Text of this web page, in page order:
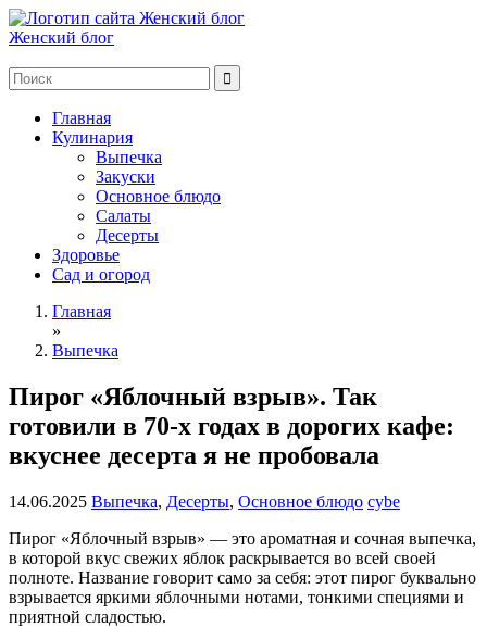
Женский блог
Главная
Кулинария
Выпечка
Закуски
Основное блюдо
Салаты
Десерты
Здоровье
Сад и огород
Главная
»
Выпечка
Пирог «Яблочный взрыв». Так
готовили в 70-х годах в дорогих кафе:
вкуснее десерта я не пробовала
14.06.2025 Выпечка, Десерты, Основное блюдо cybe
Пирог «Яблочный взрыв» — это ароматная и сочная выпечка,
в которой вкус свежих яблок раскрывается во всей своей
полноте. Название говорит само за себя: этот пирог буквально
взрывается яркими яблочными нотами, тонкими специями и
приятной сладостью.